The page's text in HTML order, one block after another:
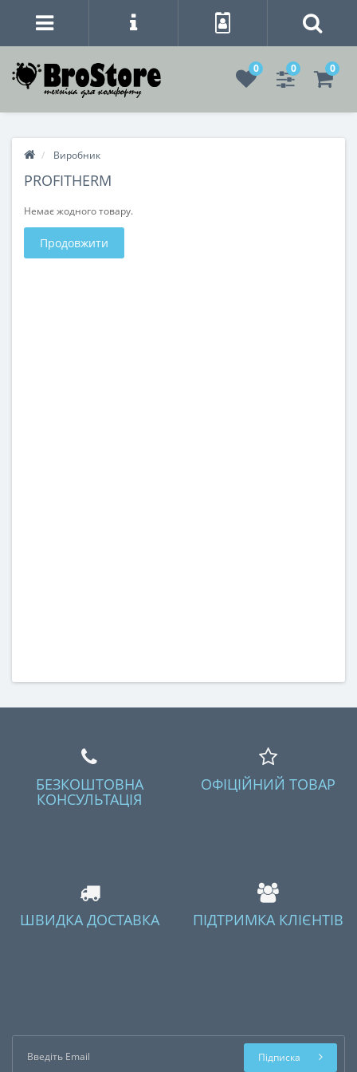
0 0 0
Виробник
PROFITHERM
Немає жодного товару.
Продовжити
БЕЗКОШТОВНА
КОНСУЛЬТАЦІЯ
ОФІЦІЙНИЙ ТОВАР
ШВИДКА ДОСТАВКА ПІДТРИМКА КЛІЄНТІВ
Підписка